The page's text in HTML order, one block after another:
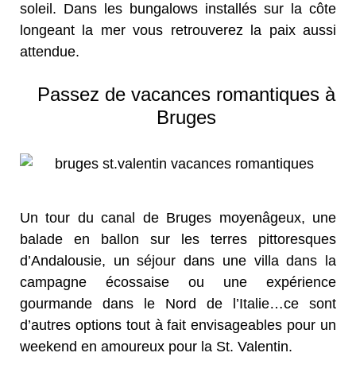
soleil. Dans les bungalows installés sur la côte
longeant la mer vous retrouverez la paix aussi
attendue.
Passez de vacances romantiques à
Bruges
Un tour du canal de Bruges moyenâgeux, une
balade en ballon sur les terres pittoresques
d’Andalousie, un séjour dans une villa dans la
campagne écossaise ou une expérience
gourmande dans le Nord de l’Italie…ce sont
d’autres options tout à fait envisageables pour un
weekend en amoureux pour la St. Valentin.